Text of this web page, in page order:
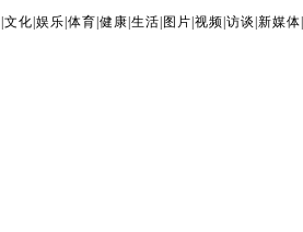
文化 娱乐 体育 健康 生活 图片 视频 访谈 新媒体